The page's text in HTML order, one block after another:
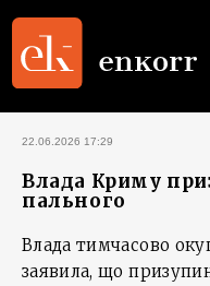
22.06.2026 17:29
Влада Криму
пального
Влада тимчасово
заявила, що